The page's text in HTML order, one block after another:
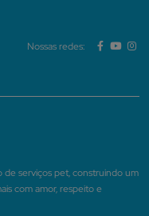
Nossas redes:
de serviços pet, construindo um
com amor, respeito e